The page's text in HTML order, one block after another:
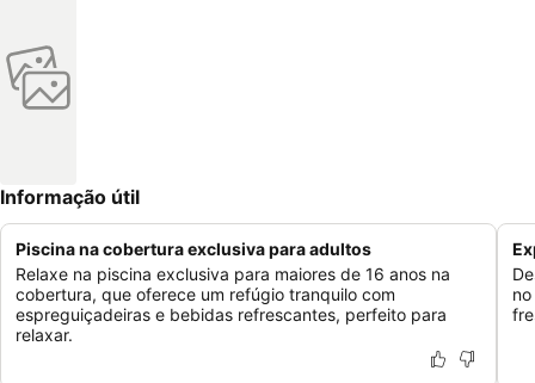
Informação útil
Piscina na cobertura exclusiva para adultos
Relaxe na piscina exclusiva para maiores de 16 anos na
cobertura, que oferece um refúgio tranquilo com
espreguiçadeiras e bebidas refrescantes, perfeito para
relaxar.